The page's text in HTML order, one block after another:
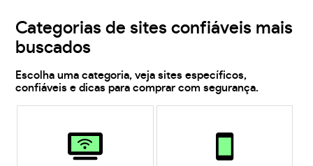
Categorias de sites confiáveis mais
buscados
Escolha uma categoria, veja sites específicos,
confiáveis e dicas para comprar com segurança.